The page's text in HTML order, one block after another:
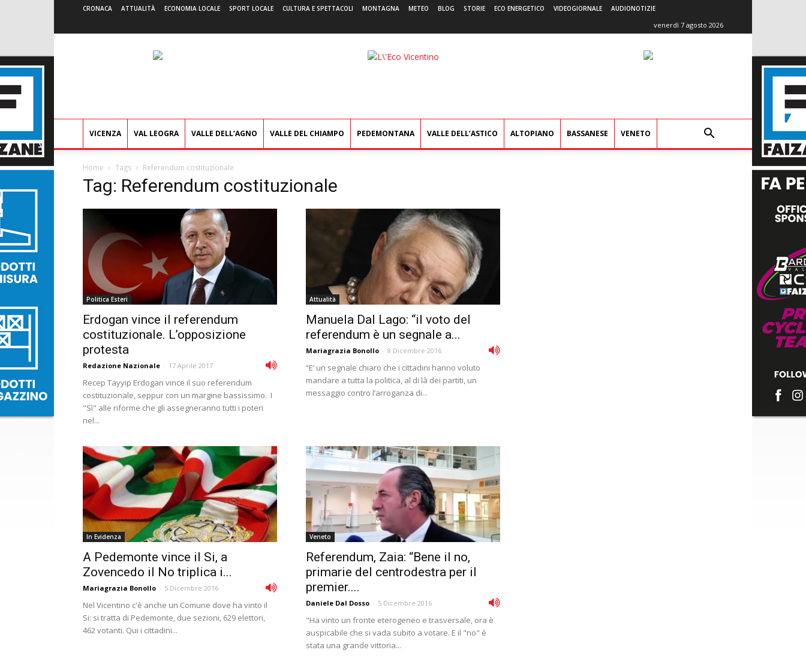
CRONACA ATTUALITÀ ECONOMIA LOCALE SPORT LOCALE CULTURA E SPETTACOLI MONTAGNA METEO BLOG STORIE ECO ENERGETICO VIDEOGIORNALE AUDIONOTIZIE
venerdì 7 agosto 2026
L'Eco
VICENZA VAL LEOGRA VALLE DELL’AGNO VALLE DEL CHIAMPO PEDEMONTANA VALLE DELL’ASTICO ALTOPIANO BASSANESE VENETO
Home Tags Referendum costituzionale
Tag: Referendum costituzionale
Politica Esteri
Erdogan vince il referendum
costituzionale. L’opposizione
protesta
Redazione Nazionale - 17 Aprile 2017
Recep Tayyip Erdogan vince il suo referendum
costituzionale, seppur con un margine bassissimo. I
"Sì" alle riforme che gli assegneranno tutti i poteri
nel...
Attualità
Manuela Dal Lago: “il voto del
referendum è un segnale a...
Mariagrazia Bonollo - 8 Dicembre 2016
“E’ un segnale chiaro che i cittadini hanno voluto
mandare a tutta la politica, al di là dei partiti, un
messaggio contro l’arroganza di...
In Evidenza
A Pedemonte vince il Si, a
Zovencedo il No triplica i...
Mariagrazia Bonollo - 5 Dicembre 2016
Nel Vicentino c'è anche un Comune dove ha vinto il
Si: si tratta di Pedemonte, due sezioni, 629 elettori,
462 votanti. Qui i cittadini...
Veneto
Referendum, Zaia: “Bene il no,
primarie del centrodestra per il
premier....
Daniele Dal Dosso - 5 Dicembre 2016
"Ha vinto un fronte eterogeneo e trasversale, ora è
auspicabile che si vada subito a votare. E il "no" è
stata una grande vittoria...